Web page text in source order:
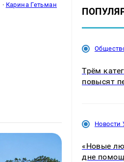
· Карина Гетьман
Трём
повысят
Новости
«Новые
дне